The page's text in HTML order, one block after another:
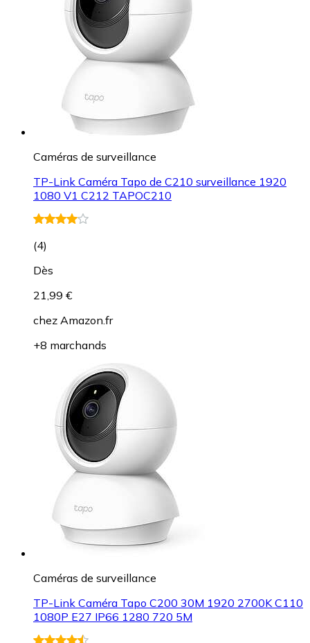
Caméras de surveillance
TP-Link Caméra Tapo de C210 surveillance 1920
1080 V1 C212 TAPOC210
(4)
Dès
21,99 €
chez Amazon.fr
+8 marchands
Caméras de surveillance
TP-Link Caméra Tapo C200 30M 1920 2700K C110
1080P E27 IP66 1280 720 5M